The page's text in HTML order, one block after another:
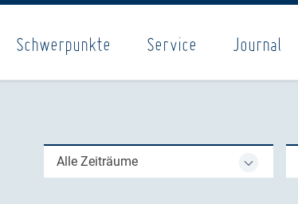
Schwerpunkte Service Journal
Alle Zeiträume